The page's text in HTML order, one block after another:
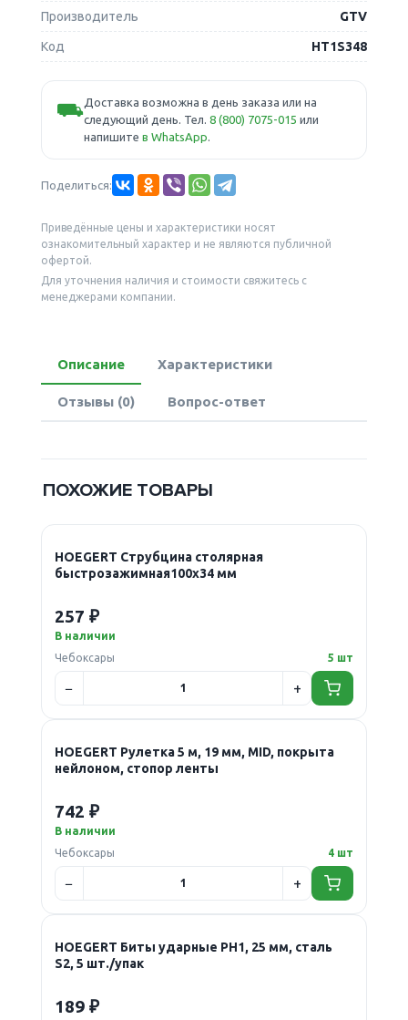
Производитель GTV
Код HT1S348
⛟Доставка возможна в день заказа или на
следующий день. Тел. 8 (800) 7075-015 или
напишите в WhatsApp.
Поделиться:
Приведённые цены и характеристики носят
ознакомительный характер и не являются публичной
офертой.
Для уточнения наличия и стоимости свяжитесь с
менеджерами компании.
Описание Характеристики
Отзывы (0) Вопрос-ответ
ПОХОЖИЕ ТОВАРЫ
HOEGERT Струбцина столярная
быстрозажимная100x34 мм
257 ₽
В наличии
Чебоксары
5 шт
HOEGERT Рулетка 5 м, 19 мм, MID, покрыта
нейлоном, стопор ленты
742 ₽
В наличии
Чебоксары
4 шт
HOEGERT Биты ударные PH1, 25 мм, сталь
S2, 5 шт./упак
189 ₽